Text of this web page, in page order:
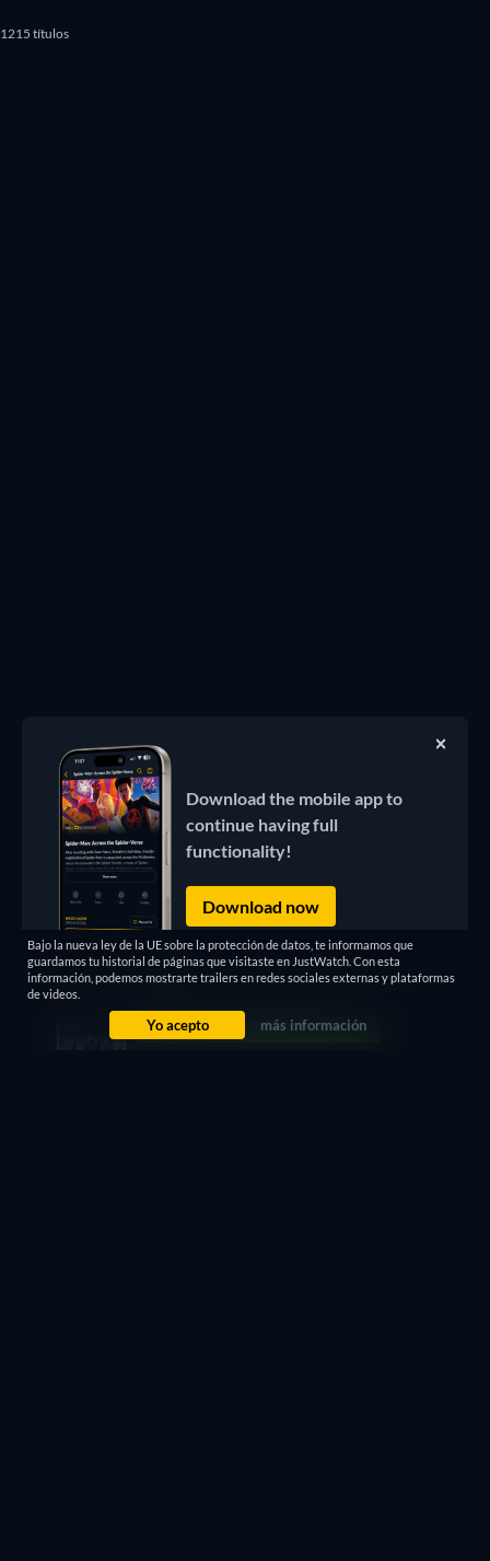
1215 títulos
Bajo la nueva ley de la UE sobre la protección de datos, te informamos que
guardamos tu historial de páginas que visitaste en JustWatch. Con esta
información, podemos mostrarte trailers en redes sociales externas y plataformas
de videos.
Yo acepto más información
Download the mobile app to
continue having full
functionality!
Download now